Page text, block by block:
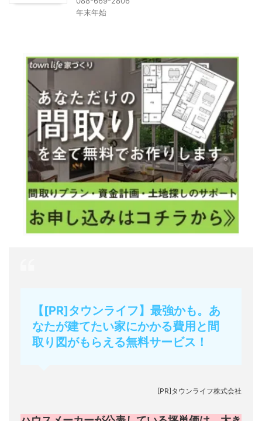
年末年始
【[PR]タウンライフ】最強かも。あ
なたが建てたい家にかかる費用と間
取り図がもらえる無料サービス！
[PR]タウンライフ株式会社